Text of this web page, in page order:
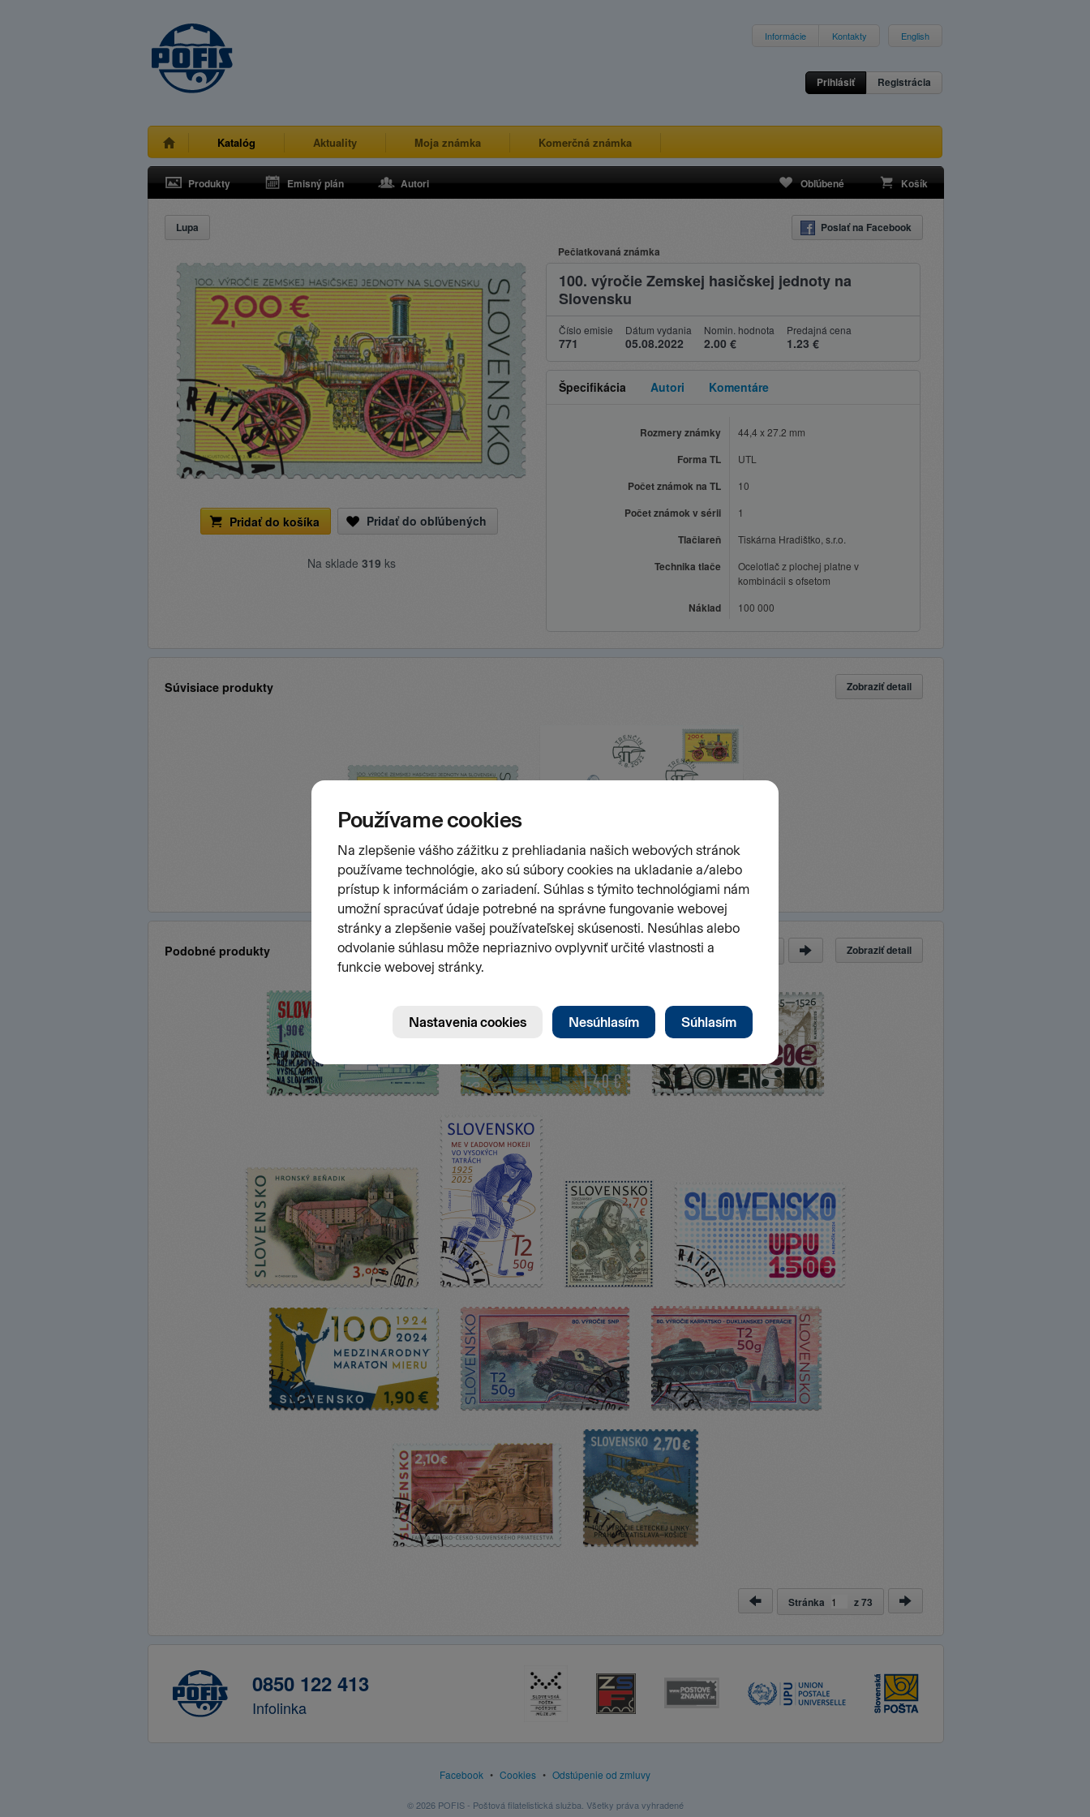
Informácie Kontakty English
Prihlásiť Registrácia
Katalóg Aktuality Moja známka Komerčná známka
Produkty Emisný plán Autori Obľúbené Košík
Lupa Poslať na Facebook
Pridať do košíka Pridať do obľúbených
Na sklade 319 ks
Pečiatkovaná známka
100. výročie Zemskej hasičskej jednoty na
Slovensku
Číslo emisie
771
Dátum vydania
05.08.2022
Nomin. hodnota
2.00 €
Predajná cena
1.23 €
Špecifikácia Autori Komentáre
Rozmery známky 44,4 x 27.2 mm
Forma TL UTL
Počet známok na TL 10
Počet známok v sérii 1
Tlačiareň Tiskárna Hradištko, s.r.o.
Technika tlače
Ocelotlač z plochej platne v
kombinácii s ofsetom
Náklad 100 000
Súvisiace produkty Zobraziť detail
Podobné produkty Zobraziť detail
Stránka
Stránka z73
0850 122 413
Infolinka
Facebook • Cookies • Odstúpenie od zmluvy
© 2026 POFIS - Poštová filatelistická služba. Všetky práva vyhradené